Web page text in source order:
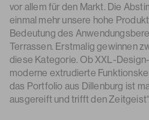
vor allem für den Markt. Die
einmal mehr unsere hohe
Bedeutung des
Terrassen. Erstmalig gewinnen
diese Kategorie. Ob XXL-
moderne extrudierte
das Portfolio aus Dillenburg ist
ausgereift und trifft den